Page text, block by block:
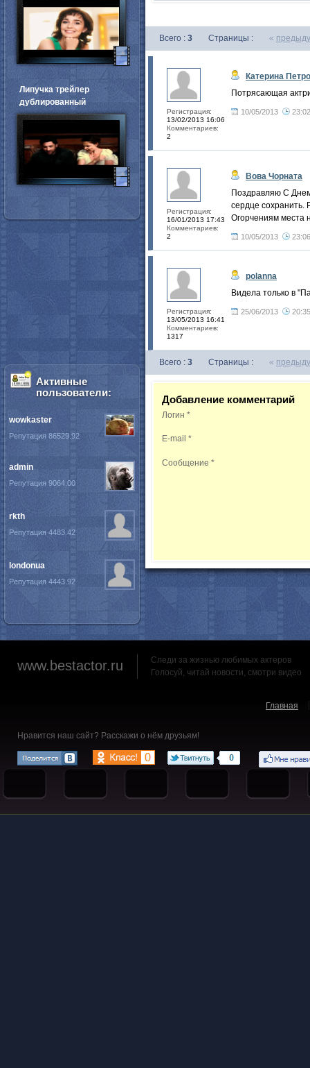
Всего : 3 Страницы : «
Регистрация:
13/02/2013 16:06
Комментариев:
2
Катерина
Потрясающая
10/05/2013 23:02
Регистрация:
16/01/2013 17:43
Комментариев:
2
Вова Чорната
Поздравляю С
сердце сохранить.
Огорчениям места
10/05/2013 23:06
Регистрация:
13/05/2013 16:41
Комментариев:
1317
polanna
Видела только в
25/06/2013 20:35
Всего : 3 Страницы : «
Добавление комментарий
Логин *
E-mail *
Сообщение *
Липучка трейлер
дублированный
Активные
пользователи:
wowkaster
Репутация 86529.92
admin
Репутация 9064.00
rkth
Репутация 4483.42
londonua
Репутация 4443.92
www.bestactor.ru
Следи за жизнью любимых актеров
Голосуй, читай новости, смотри видео
Главная
Нравится наш сайт? Расскажи о нём друзьям!